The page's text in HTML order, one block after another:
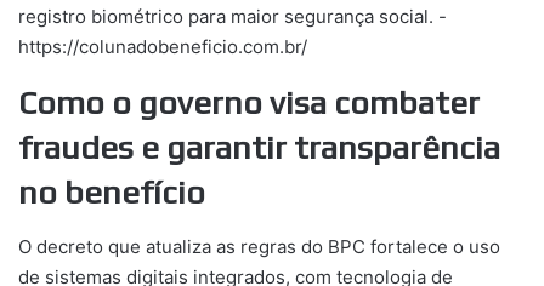
registro biométrico para maior segurança social. -
https://colunadobeneficio.com.br/
Como o governo visa combater
fraudes e garantir transparência
no benefício
O decreto que atualiza as regras do BPC fortalece o uso
de sistemas digitais integrados, com tecnologia de